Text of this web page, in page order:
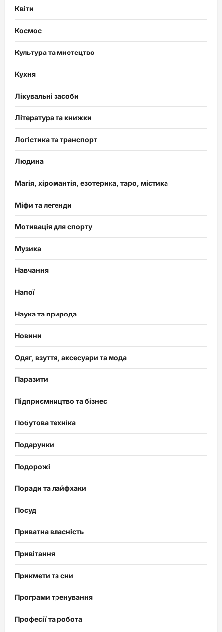
Квіти
Космос
Культура та мистецтво
Кухня
Лікувальні засоби
Література та книжки
Логістика та транспорт
Людина
Магія, хіромантія, езотерика, таро, містика
Міфи та легенди
Мотивація для спорту
Музика
Навчання
Напої
Наука та природа
Новини
Одяг, взуття, аксесуари та мода
Паразити
Підприємництво та бізнес
Побутова техніка
Подарунки
Подорожі
Поради та лайфхаки
Посуд
Приватна власність
Привітання
Прикмети та сни
Програми тренування
Професії та робота